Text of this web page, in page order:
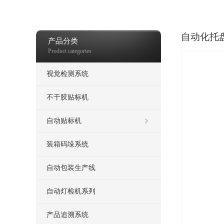
产品分类
Product categories
视觉检测系统
不干胶贴标机
自动贴标机
装箱码垛系统
自动包装生产线
自动灯检机系列
产品追溯系统
自动化托